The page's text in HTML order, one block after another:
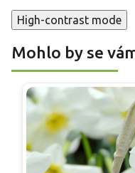
High-contrast mode
Mohlo by se